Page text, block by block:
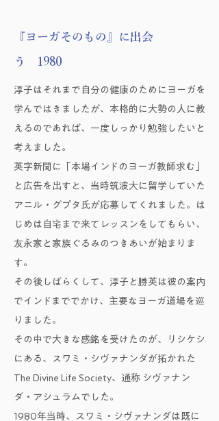
『ヨーガそのもの』に出会
う 1980
淳子はそれまで自分の健康のためにヨーガを
学んではきましたが、本格的に大勢の人に教
えるのであれば、一度しっかり勉強したいと
考えました。
英字新聞に「本場インドのヨーガ教師求む」
と広告を出すと、当時筑波大に留学していた
アニル・グプタ氏が応募してくれました。は
じめは自宅まで来てレッスンをしてもらい、
友永家と家族ぐるみのつきあいが始まりま
す。
その後しばらくして、淳子と勝英は彼の案内
でインドまででかけ、主要なヨーガ道場を巡
りました。
その中で大きな感銘を受けたのが、リシケシ
にある、スワミ・シヴァナンダが拓かれた
The Divine Life Society、通称 シヴァナン
ダ・アシュラムでした。
1980年当時、スワミ・シヴァナンダは既に